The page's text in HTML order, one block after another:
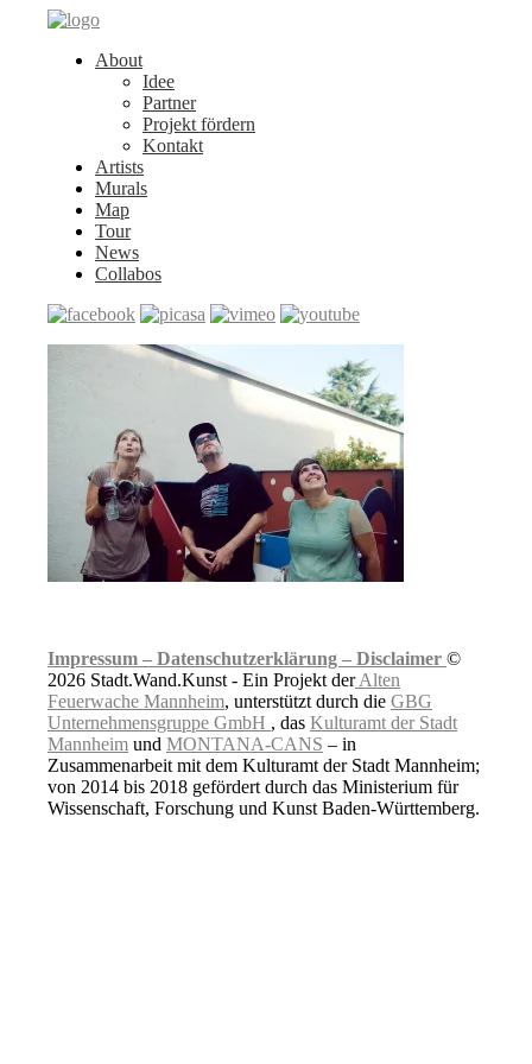
About
Idee
Partner
Projekt fördern
Kontakt
Artists
Murals
Map
Tour
News
Collabos
Impressum – Datenschutzerklärung – Disclaimer ©
2026 Stadt.Wand.Kunst - Ein Projekt derAlten
Feuerwache Mannheim, unterstützt durch die GBG
Unternehmensgruppe GmbH , das Kulturamt der Stadt
Mannheim und MONTANA-CANS – in
Zusammenarbeit mit dem Kulturamt der Stadt Mannheim;
von 2014 bis 2018 gefördert durch das Ministerium für
Wissenschaft, Forschung und Kunst Baden-Württemberg.